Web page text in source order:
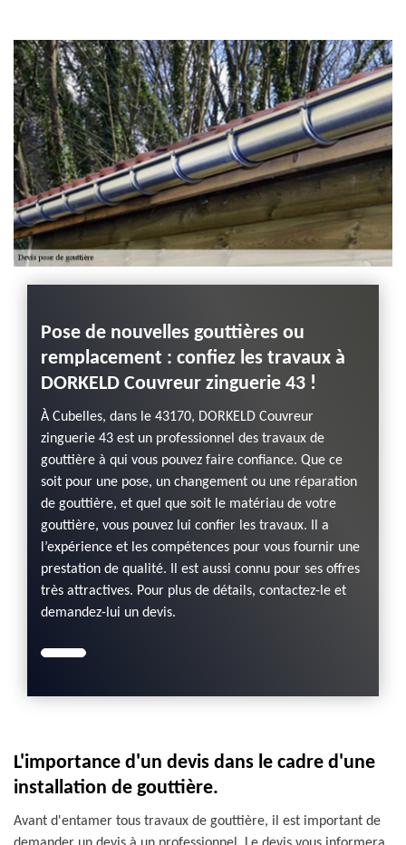
Haute-Loire
Pose de nouvelles gouttières ou
remplacement : confiez les travaux à
DORKELD Couvreur zinguerie 43 !
À Cubelles, dans le 43170, DORKELD Couvreur
zinguerie 43 est un professionnel des travaux de
gouttière à qui vous pouvez faire confiance. Que ce
soit pour une pose, un changement ou une réparation
de gouttière, et quel que soit le matériau de votre
gouttière, vous pouvez lui confier les travaux. Il a
l’expérience et les compétences pour vous fournir une
prestation de qualité. Il est aussi connu pour ses offres
très attractives. Pour plus de détails, contactez-le et
demandez-lui un devis.
L'importance d'un devis dans le cadre d'une
installation de gouttière.
Avant d'entamer tous travaux de gouttière, il est important de